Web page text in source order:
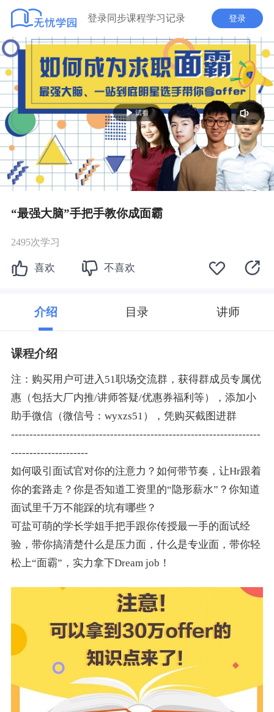
登录同步课程学习记录 登录
播
放
“最强大脑”手把手教你成面霸
2495次学习
喜欢 不喜欢
介绍 目录 讲师
课程介绍
注：购买用户可进入51职场交流群，获得群成员专属优
惠（包括大厂内推/讲师答疑/优惠券福利等），添加小
助手微信（微信号：wyxzs51），凭购买截图进群
--------------------------------------------------------------------
---------------------
如何吸引面试官对你的注意力？如何带节奏，让Hr跟着
你的套路走？你是否知道工资里的“隐形薪水”？你知道
面试里千万不能踩的坑有哪些？
可盐可萌的学长学姐手把手跟你传授最一手的面试经
验，带你搞清楚什么是压力面，什么是专业面，带你轻
松上“面霸”，实力拿下Dream job！